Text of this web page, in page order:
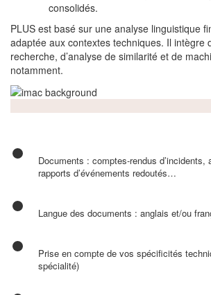
consolidés.
PLUS est basé sur une analyse linguistique
adaptée aux contextes techniques. Il intègre
recherche, d’analyse de similarité et de
notamment.
Documents : comptes-rendus d’incidents,
rapports d’événements redoutés…
Langue des documents : anglais et/ou
Prise en compte de vos spécificités
spécialité)